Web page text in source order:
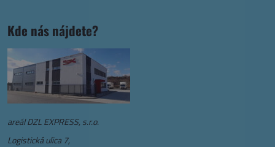
Kde nás nájdete?
areál DZL EXPRESS, s.r.o.
Logistická ulica 7,